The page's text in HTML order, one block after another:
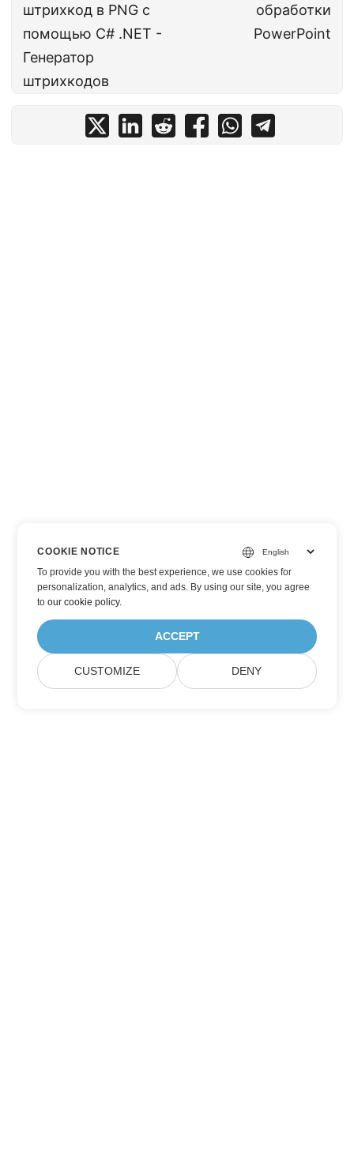
штрихкод в PNG с
помощью C# .NET -
Генератор
штрихкодов
обработки
PowerPoint
COOKIE NOTICE
To provide you with the best experience, we use cookies for
personalization, analytics, and ads. By using our site, you agree
toour cookie policy.
ACCEPT
CUSTOMIZE DENY